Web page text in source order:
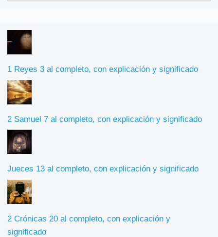
1 Reyes 3 al completo, con explicación y significado
2 Samuel 7 al completo, con explicación y significado
Jueces 13 al completo, con explicación y significado
2 Crónicas 20 al completo, con explicación y
significado